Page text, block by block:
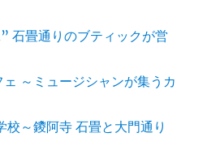
石畳通りのブティックが営
ェ ～ミュージシャンが集うカ
校～鑁阿寺 石畳と大門通り